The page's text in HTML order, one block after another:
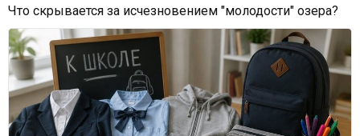
Что скрывается за исчезновением "молодости" озера?